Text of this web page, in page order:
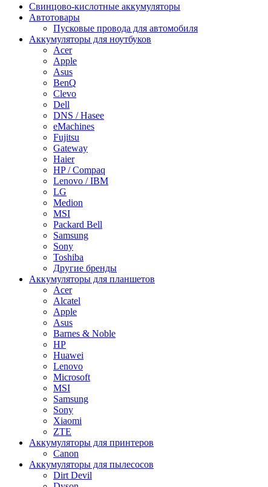
Cвинцово-кислотные аккумуляторы
Автотовары
Пусковые провода для автомобиля
Аккумуляторы для ноутбуков
Acer
Apple
Asus
BenQ
Clevo
Dell
DNS / Hasee
eMachines
Fujitsu
Gateway
Haier
HP / Compaq
Lenovo / IBM
LG
Medion
MSI
Packard Bell
Samsung
Sony
Toshiba
Другие бренды
Аккумуляторы для планшетов
Acer
Alcatel
Apple
Asus
Barnes & Noble
HP
Huawei
Lenovo
Microsoft
MSI
Samsung
Sony
Xiaomi
ZTE
Аккумуляторы для принтеров
Canon
Аккумуляторы для пылесосов
Dirt Devil